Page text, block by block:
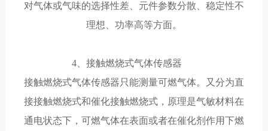
对气体或气味的选择性差、元件参数分散、稳定性不
理想、功率高等方面。
4、接触燃烧式气体传感器
接触燃烧式气体传感器只能测量可燃气体。又分为直
接接触燃烧式和催化接触燃烧式，原理是气敏材料在
通电状态下，可燃气体在表面或者在催化剂作用下燃